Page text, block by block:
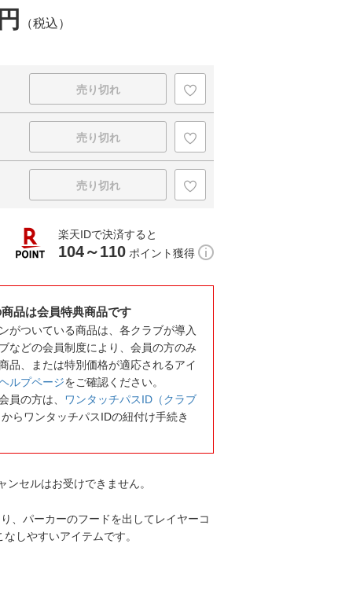
（税込）
売り切れ
売り切れ
売り切れ
楽天IDで決済すると
104～110 ポイント獲得
品は会員特典商品です
がついている商品は、各クラブが導入
などの会員制度により、会員の方のみ
品、または特別価格が適応されるアイ
ルプページをご確認ください。
員の方は、
ワンタッチパスID（クラブ
からワンタッチパスIDの紐付け手続き
セルはお受けできません。
、パーカーのフードを出してレイヤーコ
しやすいアイテムです。